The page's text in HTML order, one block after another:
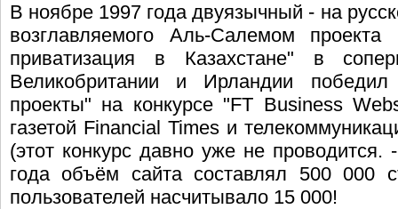
В ноябре 1997 года двуязычный - на
возглавляемого Аль-Салемом
приватизация в Казахстане" в
Великобритании и Ирландии
проекты" на конкурсе "FT Business
газетой Financial Times и
(этот конкурс давно уже не
года объём сайта составлял 500 000
пользователей насчитывало 15 000!